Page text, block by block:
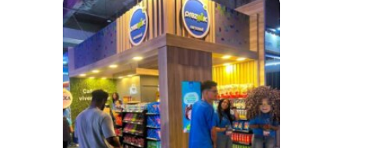
Cencosud Promove
Inovação No Brasil
Com A Participação
Do Prezunic No Rio
Innovation Week
2026